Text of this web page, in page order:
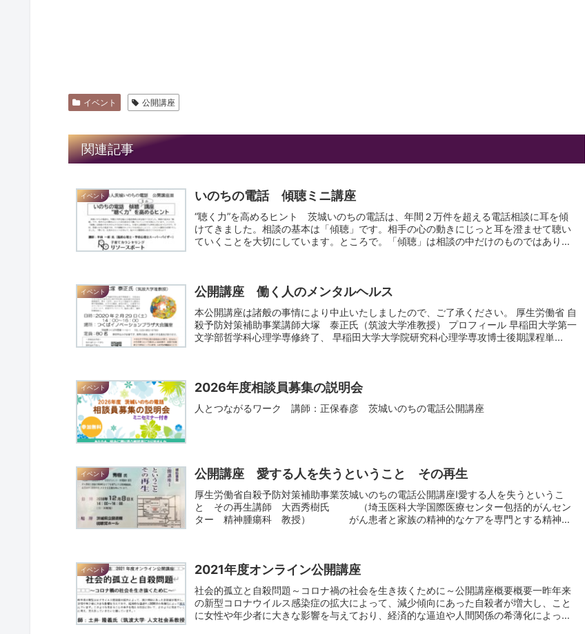
イベント 公開講座
関連記事
イベント いのちの電話 傾聴ミニ講座
“聴く力”を高めるヒント 茨城いのちの電話は、年間２万件を超える電話相談に耳を傾
けてきました。相談の基本は「傾聴」です。相手の心の動きにじっと耳を澄ませて聴い
ていくことを大切にしています。ところで。「傾聴」は相談の中だけのものではありま
イベント 公開講座 働く人のメンタルヘルス
本公開講座は諸般の事情により中止いたしましたので、ご了承ください。 厚生労働省 自
殺予防対策補助事業講師大塚 泰正氏（筑波大学准教授） プロフィール 早稲田大学第一
文学部哲学科心理学専修終了、 早稲田大学大学院研究科心理学専攻博士後期課程単...
イベント 2026年度相談員募集の説明会
人とつながるワーク 講師：正保春彦 茨城いのちの電話公開講座
イベント 公開講座 愛する人を失うということ その再生
厚生労働省自殺予防対策補助事業茨城いのちの電話公開講座Ⅰ愛する人を失うというこ
と その再生講師 大西秀樹氏 （埼玉医科大学国際医療センター包括的がんセン
ター 精神腫瘍科 教授） がん患者と家族の精神的なケアを専門とする精神腫
イベント 2021年度オンライン公開講座
社会的孤立と自殺問題～コロナ禍の社会を生き抜くために～公開講座概要概要一昨年来
の新型コロナウイルス感染症の拡大によって、減少傾向にあった自殺者が増大し、こと
に女性や年少者に大きな影響を与えており、経済的な逼迫や人間関係の希薄化によって